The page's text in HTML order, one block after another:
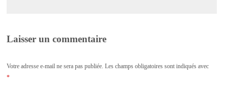
Laisser un commentaire
Votre adresse e-mail ne sera pas publiée. Les champs obligatoires sont indiqués avec
*